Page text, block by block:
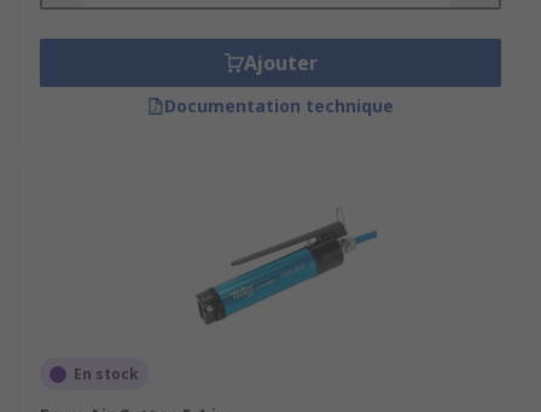
Ajouter
Documentation technique
En stock